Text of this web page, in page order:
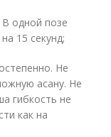
одной позе
15 секунд;
Не
асану. Не
гибкость не
как на